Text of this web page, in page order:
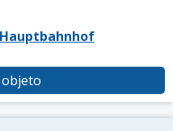
objeto